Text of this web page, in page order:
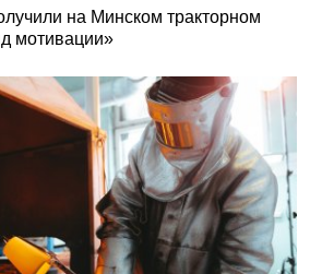
на Минском тракторном
мотивации»